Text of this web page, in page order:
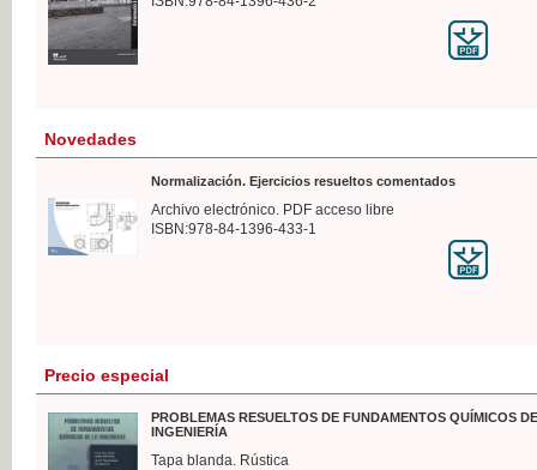
Novedades
Normalización. Ejercicios resueltos comentados
Archivo electrónico. PDF acceso libre
ISBN:978-84-1396-433-1
Precio especial
PROBLEMAS RESUELTOS DE FUNDAMENTOS QUÍMICOS
INGENIERÍA
Tapa blanda. Rústica